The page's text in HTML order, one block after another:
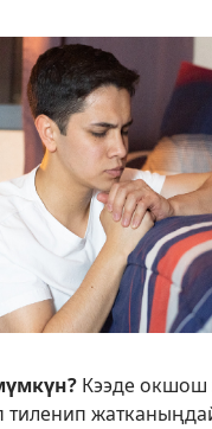
Кээде окшош
тиленип